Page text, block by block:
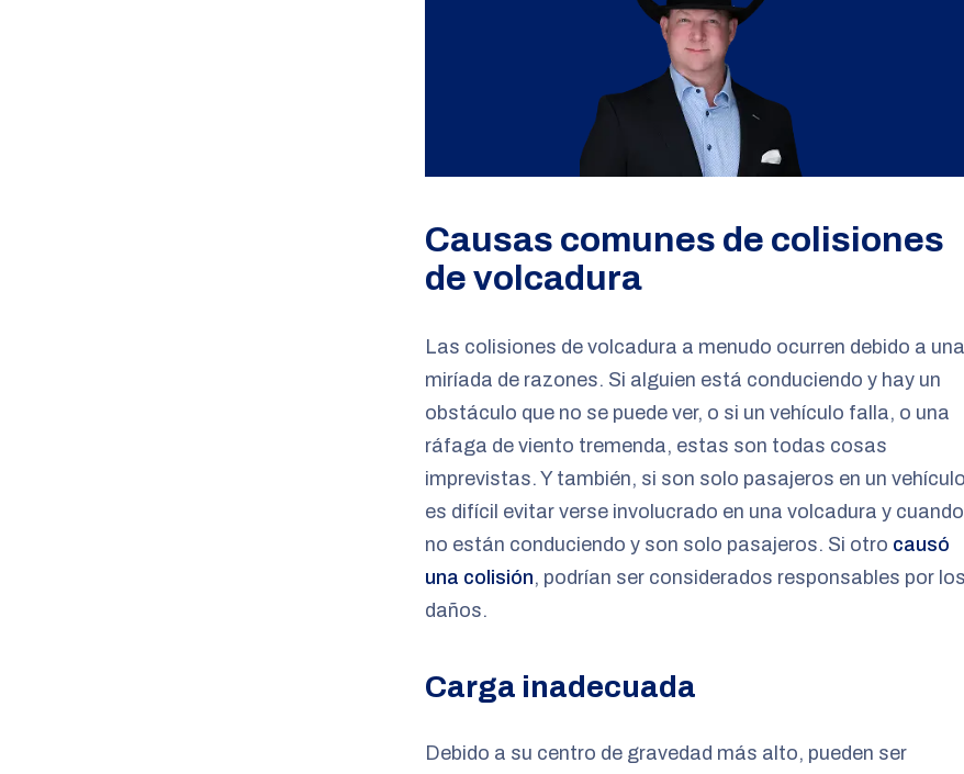
Causas comunes de colisiones
de volcadura
Las colisiones de volcadura a menudo ocurren debido a una
miríada de razones. Si alguien está conduciendo y hay un
obstáculo que no se puede ver, o si un vehículo falla, o una
ráfaga de viento tremenda, estas son todas cosas
imprevistas. Y también, si son solo pasajeros en un
es difícil evitar verse involucrado en una volcadura y cuando
no están conduciendo y son solo pasajeros. Si otro causó
una colisión, podrían ser considerados responsables por los
daños.
Carga inadecuada
Debido a su centro de gravedad más alto, pueden ser